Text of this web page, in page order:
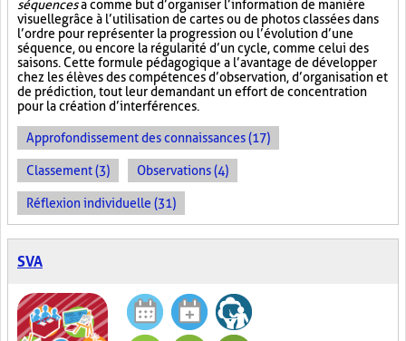
séquencesa comme but d’organiser l’information de manière
visuellegrâce à l’utilisation de cartes ou de photos classées dans
l’ordre pour représenter la progression ou l’évolution d’une
séquence, ou encore la régularité d’un cycle, comme celui des
saisons. Cette formule pédagogique a l’avantage de développer
chez les élèves des compétences d’observation, d’organisation et
de prédiction, tout leur demandant un effort de concentration
pour la création d’interférences.
Approfondissement des connaissances (17)
Classement (3) Observations (4)
Réflexion individuelle (31)
SVA